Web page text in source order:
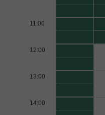
11:00
12:00
13:00
14:00